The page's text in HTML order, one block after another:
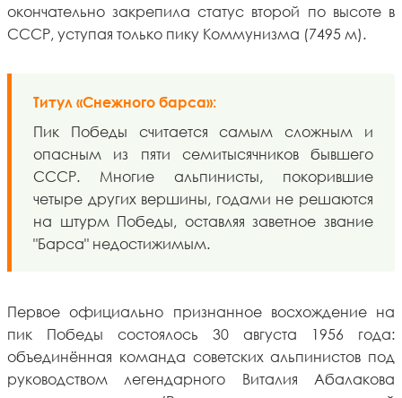
окончательно закрепила статус второй по высоте в
СССР, уступая только пику Коммунизма (7495 м).
Титул «Снежного барса»:
Пик Победы считается самым сложным и
опасным из пяти семитысячников бывшего
СССР. Многие альпинисты, покорившие
четыре других вершины, годами не решаются
на штурм Победы, оставляя заветное звание
"Барса" недостижимым.
Первое официально признанное восхождение на
пик Победы состоялось 30 августа 1956 года:
объединённая команда советских альпинистов под
руководством легендарного Виталия Абалакова